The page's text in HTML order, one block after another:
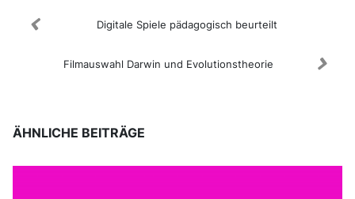
Digitale Spiele pädagogisch beurteilt
​Filmauswahl Darwin und Evolutionstheorie
ÄHNLICHE BEITRÄGE